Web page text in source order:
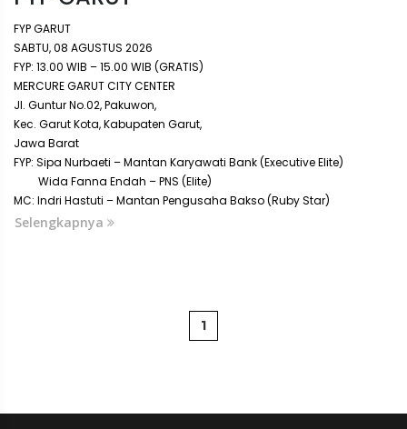
FYP GARUT
SABTU, 08 AGUSTUS 2026
FYP: 13.00 WIB – 15.00 WIB (GRATIS)
MERCURE GARUT CITY CENTER
Jl. Guntur No.02, Pakuwon,
Kec. Garut Kota, Kabupaten Garut,
Jawa Barat
FYP: Sipa Nurbaeti – Mantan Karyawati Bank (Executive Elite)
Wida Fanna Endah – PNS (Elite)
MC: Indri Hastuti – Mantan Pengusaha Bakso (Ruby Star)
Selengkapnya
1